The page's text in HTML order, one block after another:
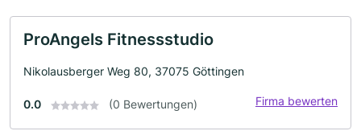
ProAngels Fitnessstudio
Nikolausberger Weg 80, 37075 Göttingen
0.0 (0 Bewertungen) Firma bewerten